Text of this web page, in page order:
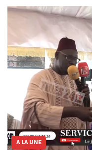
A LA UNE